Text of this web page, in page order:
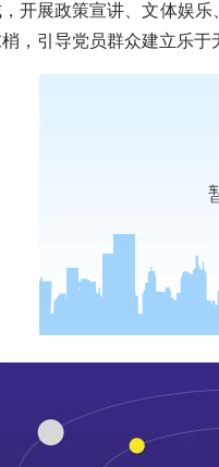
开展政策宣讲、文体娱
，引导党员群众建立乐于